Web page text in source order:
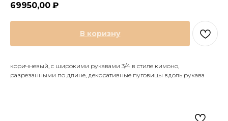
69950,00 ₽
В коризну
коричневый, с широкими рукавами 3/4 в стиле кимоно,
разрезанными по длине, декоративные пуговицы вдоль рукава